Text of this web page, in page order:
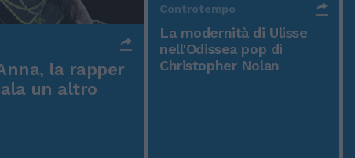
la rapper
un altro
Controtempo
La modernità di Ulisse
nell'Odissea pop di
Christopher Nolan